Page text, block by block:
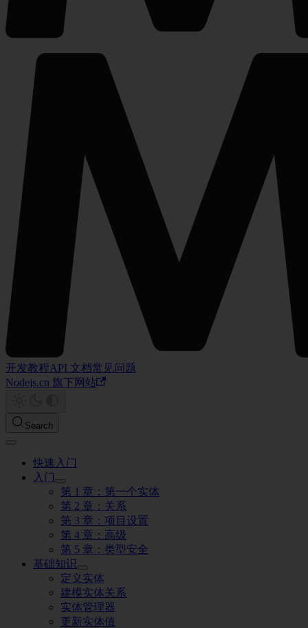
开发教程API 文档常见问题
Nodejs.cn 旗下网站
Search
快速入门
入门
第 1 章：第一个实体
第 2 章：关系
第 3 章：项目设置
第 4 章：高级
第 5 章：类型安全
基础知识
定义实体
建模实体关系
实体管理器
更新实体值